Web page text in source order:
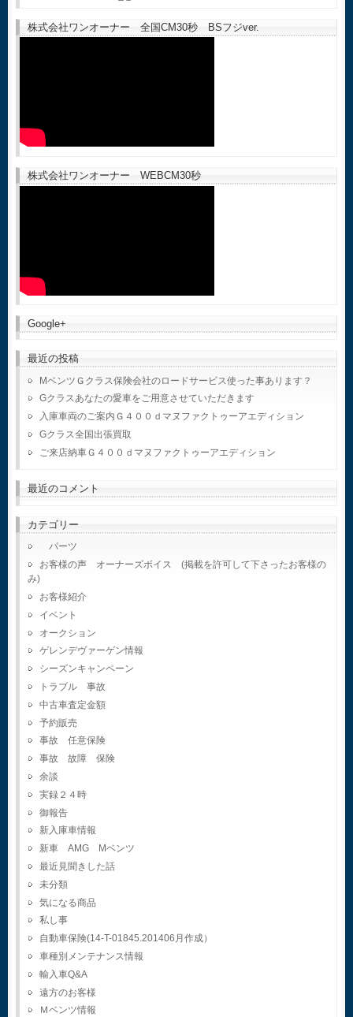
株式会社ワンオーナー 全国CM30秒 BSフジver.
株式会社ワンオーナー WEBCM30秒
Google+
最近の投稿
MベンツＧクラス保険会社のロードサービス使った事あります？
Gクラスあなたの愛車をご用意させていただきます
入庫車両のご案内Ｇ４００ｄマヌファクトゥーアエディション
Gクラス全国出張買取
ご来店納車Ｇ４００ｄマヌファクトゥーアエディション
最近のコメント
カテゴリー
パーツ
お客様の声 オーナーズボイス (掲載を許可して下さったお客様の
み)
お客様紹介
イベント
オークション
ゲレンデヴァーゲン情報
シーズンキャンペーン
トラブル 事故
中古車査定金額
予約販売
事故 任意保険
事故 故障 保険
余談
実録２４時
御報告
新入庫車情報
新車 AMG Mベンツ
最近見聞きした話
未分類
気になる商品
私し事
自動車保険(14-T-01845.201406月作成）
車種別メンテナンス情報
輸入車Q&A
遠方のお客様
Ｍベンツ情報